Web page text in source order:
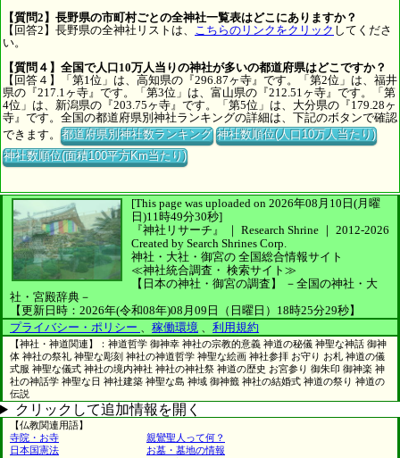
【質問2】長野県の市町村ごとの全神社一覧表はどこにありますか？
【回答2】長野県の全神社リストは、
こちらのリンクをクリック してくださ
い。
【質問４】全国で人口10万人当りの神社が多いの都道府県はどこですか？
【回答４】「第1位」は、高知県の『296.87ヶ寺』です。「第2位」は、福井
県の『217.1ヶ寺』です。「第3位」は、富山県の『212.51ヶ寺』です。「第
4位」は、新潟県の『203.75ヶ寺』です。「第5位」は、大分県の『179.28ヶ
寺』です。全国の都道府県別神社ランキングの詳細は、下記のボタンで確認
できます。都道府県別神社数ランキング 神社数順位(人口10万人当たり)
神社数順位(面積100平方Km当たり)
[This page was uploaded on 2026年08月10日(月曜
日)11時49分30秒]
『神社リサーチ』 ｜ Research Shrine ｜ 2012-2026
Created by Search Shrines Corp.
神社・大社・御宮の 全国総合情報サイト
≪神社統合調査・ 検索サイト≫
【日本の神社・御宮の調査】
－全国の神社・大
社・宮殿辞典－
【更新日時：2026年(令和08年)08月09日（日曜日）18時25分29秒】
プライバシー・ポリシー
稼働環境 利用規約
【神社・神道関連】：神道哲学 御神幸 神社の宗教的意義 神道の秘儀 神聖な神話 御神
体 神社の祭礼 神聖な彫刻 神社の神道哲学 神聖な絵画 神社参拝 お守り お札 神道の儀
式服 神聖な儀式 神社の境内神社 神社の神社祭 神道の歴史 お宮参り 御朱印 御神楽 神
社の神話学 神聖な日 神社建築 神聖な島 神域 御神籤 神社の結婚式 神道の祭り 神道の
伝説
クリックして追加情報を開く
【仏教関連用語】
寺院・お寺
親鸞聖人って何？
日本国憲法
お墓・墓地の情報